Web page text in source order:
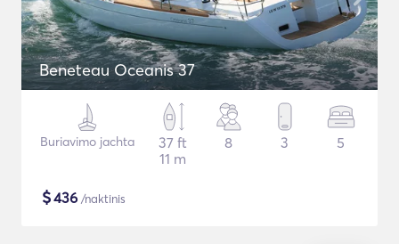
Beneteau Oceanis 37
Buriavimo jachta
37 ft
11 m
8 3 5
$436 /naktinis